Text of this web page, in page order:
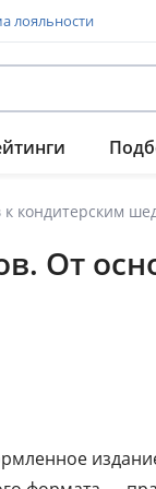
лояльности
кондитерским
От